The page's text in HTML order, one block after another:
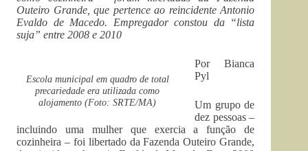
Outeiro Grande, que pertence ao reincidente Antonio
Evaldo de Macedo. Empregador constou da “lista
suja” entre 2008 e 2010
Escola municipal em quadro de total
precariedade era utilizada como
alojamento (Foto: SRTE/MA)
Por Bianca
Pyl
Um grupo de
dez pessoas –
incluindo uma mulher que exercia a função de
cozinheira – foi libertado da Fazenda Outeiro Grande,